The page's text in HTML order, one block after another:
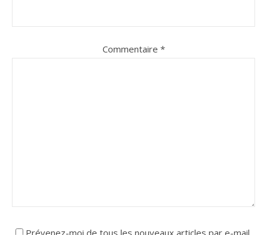
Commentaire *
Prévenez-moi de tous les nouveaux articles par e-mail.